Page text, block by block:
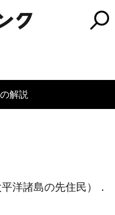
の解説
洋諸島の先住民） ．